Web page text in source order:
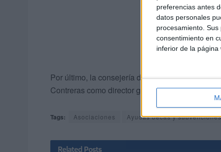
preferencias antes
datos personales
procesamiento.
consentimiento en
inferior de la página
Por último, la consejería de Medio Ambiente ha
Contreras como director general de Medio
Tags: Asociaciones Ayudas becas y subvenciones
Related Posts